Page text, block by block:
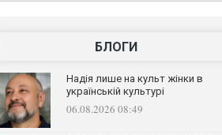
БЛОГИ
Надія лише на культ жінки в
українській культурі
06.08.2026 08:49